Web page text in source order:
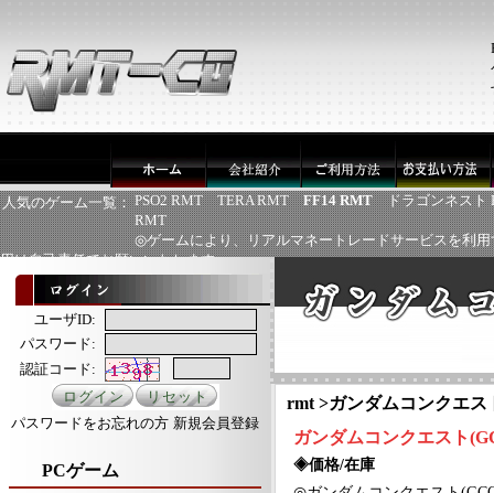
人気のゲーム一覧： PSO2 RMT TERA RMT FF14 RMT
ドラゴンネスト
RMT
◎ゲームにより、リアルマネートレードサービスを利
用は自己責任でお願いいたします
ユーザID:
パスワード:
認証コード:
パスワードをお忘れの方 新規会員登録
PCゲーム
rmt >ガンダムコンクエ
ガンダムコンクエスト
◈価格/在庫